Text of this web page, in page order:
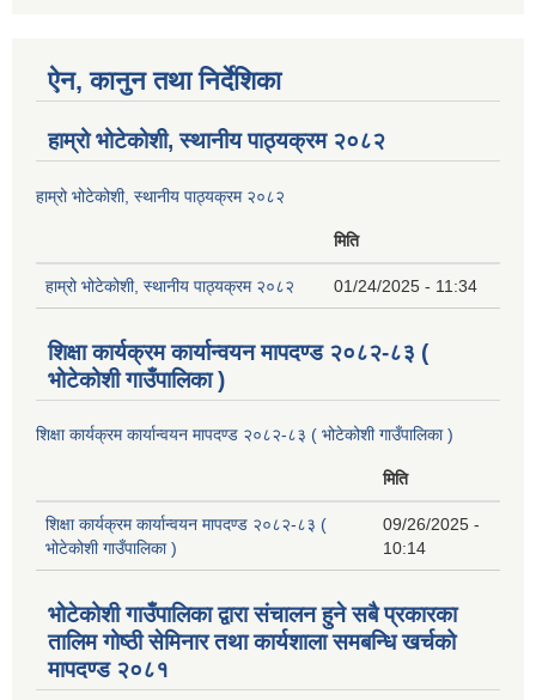
ऐन, कानुन तथा निर्देशिका
हाम्रो भोटेकोशी, स्थानीय पाठ्यक्रम २०८२
हाम्रो भोटेकोशी, स्थानीय पाठ्यक्रम २०८२
मिति
हाम्रो भोटेकोशी, स्थानीय पाठ्यक्रम २०८२ 01/24/2025 - 11:34
शिक्षा कार्यक्रम कार्यान्वयन मापदण्ड २०८२-८३ (
भोटेकोशी गाउँपालिका )
शिक्षा कार्यक्रम कार्यान्वयन मापदण्ड २०८२-८३ ( भोटेकोशी गाउँपालिका )
मिति
शिक्षा कार्यक्रम कार्यान्वयन मापदण्ड २०८२-८३ (
भोटेकोशी गाउँपालिका )
09/26/2025 -
10:14
भोटेकोशी गाउँपालिका द्वारा संचालन हुने सबै प्रकारका
तालिम गोष्ठी सेमिनार तथा कार्यशाला समबन्धि खर्चको
मापदण्ड २०८१